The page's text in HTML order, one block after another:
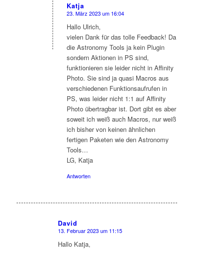
Katja
sagte:
23. März 2023 um 16:04
Hallo Ulrich,
vielen Dank für das tolle Feedback! Da
die Astronomy Tools ja kein Plugin
sondern Aktionen in PS sind,
funktionieren sie leider nicht in Affinity
Photo. Sie sind ja quasi Macros aus
verschiedenen Funktionsaufrufen in
PS, was leider nicht 1:1 auf Affinity
Photo übertragbar ist. Dort gibt es aber
soweit ich weiß auch Macros, nur weiß
ich bisher von keinen ähnlichen
fertigen Paketen wie den Astronomy
Tools…
LG, Katja
Antworten
David
sagte:
13. Februar 2023 um 11:15
Hallo Katja,